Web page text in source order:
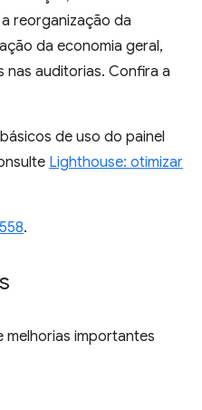
reorganização da
da economia geral,
nas auditorias. Confira a
de uso do painel
Lighthouse: otimizar
.
melhorias importantes